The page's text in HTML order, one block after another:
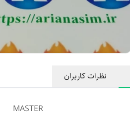
نظرات کاربران
MASTER